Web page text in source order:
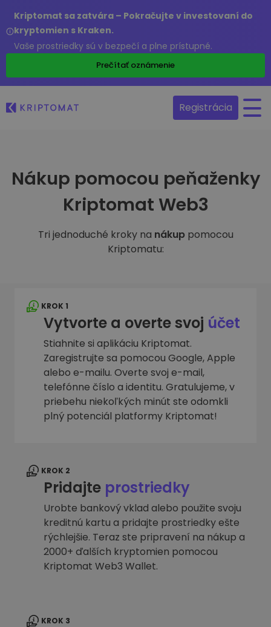
Kriptomat sa zatvára – Pokračujte v investovaní do
kryptomien s Kraken.
Vaše prostriedky sú v bezpečí a plne prístupné.
Prečítať oznámenie
Registrácia
Nákup pomocou peňaženky
Kriptomat Web3
Tri jednoduché kroky na nákup pomocou
Kriptomatu:
KROK 1
Vytvorte a overte svoj účet
Stiahnite si aplikáciu Kriptomat.
Zaregistrujte sa pomocou Google, Apple
alebo e-mailu. Overte svoj e-mail,
telefónne číslo a identitu. Gratulujeme, v
priebehu niekoľkých minút ste odomkli
plný potenciál platformy Kriptomat!
KROK 2
Pridajte prostriedky
Urobte bankový vklad alebo použite svoju
kreditnú kartu a pridajte prostriedky ešte
rýchlejšie. Teraz ste pripravení na nákup a
2000+ ďalších kryptomien pomocou
Kriptomat Web3 Wallet.
KROK 3